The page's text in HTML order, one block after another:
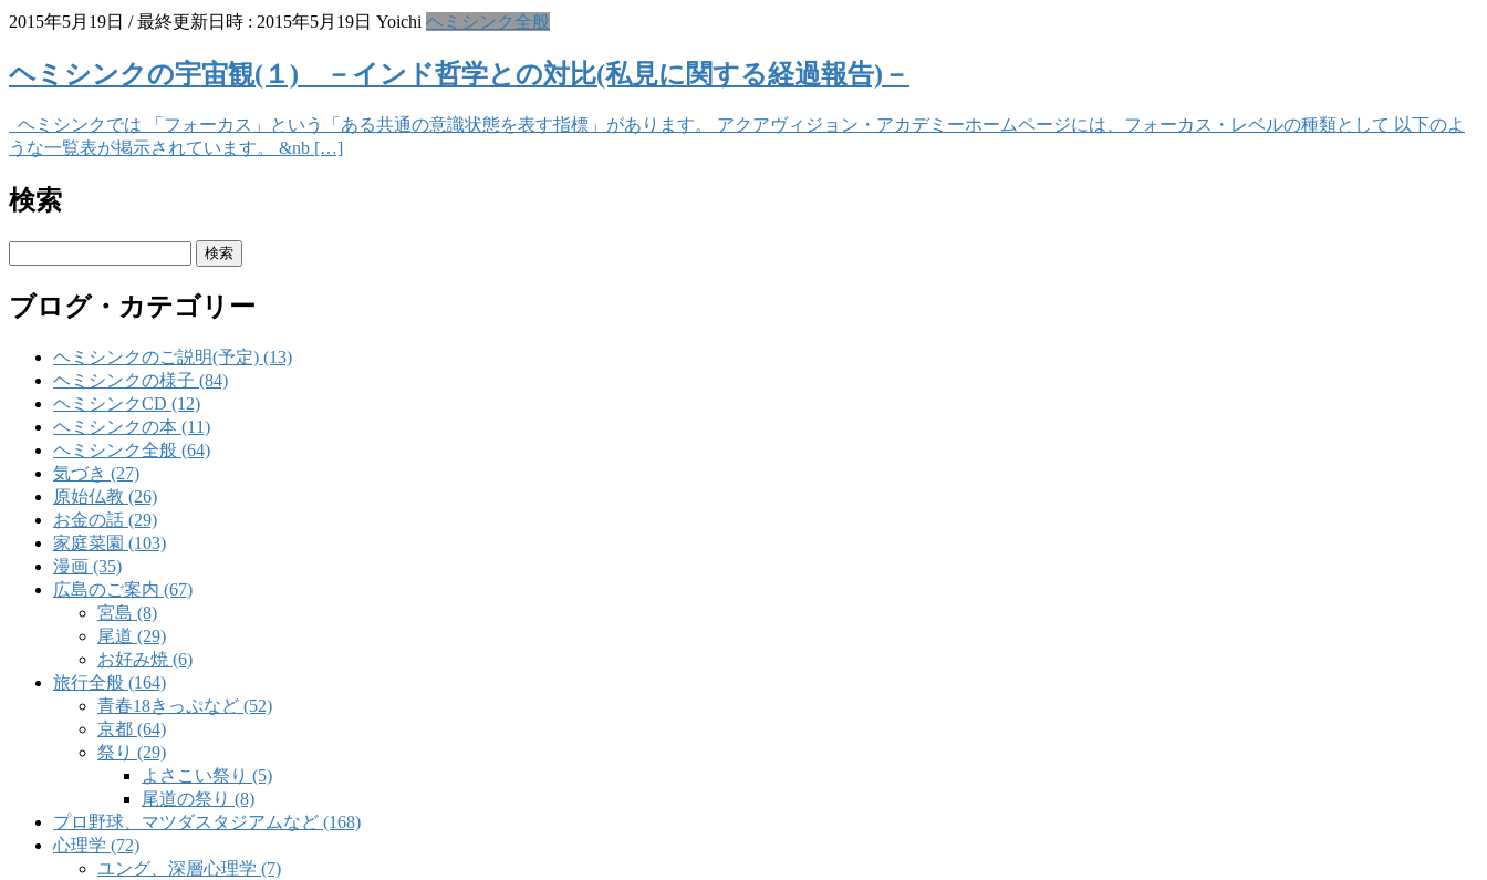
2015年5月19日 / 最終更新日時 : 2015年5月19日 Yoichi ヘミシンク全般
ヘミシンクの宇宙観(１) －インド哲学との対比(私見に関する経過報告)－
ヘミシンクでは 「フォーカス」という「ある共通の意識状態を表す指標」があります。 アクアヴィジョン・アカデミーホームページには、フォーカス・レベルの種類として 以下のよ
うな一覧表が掲示されています。 &nb […]
検索
ブログ・カテゴリー
ヘミシンクのご説明(予定) (13)
ヘミシンクの様子 (84)
ヘミシンクCD (12)
ヘミシンクの本 (11)
ヘミシンク全般 (64)
気づき (27)
原始仏教 (26)
お金の話 (29)
家庭菜園 (103)
漫画 (35)
広島のご案内 (67)
宮島 (8)
尾道 (29)
お好み焼 (6)
旅行全般 (164)
青春18きっぷなど (52)
京都 (64)
祭り (29)
よさこい祭り (5)
尾道の祭り (8)
プロ野球、マツダスタジアムなど (168)
心理学 (72)
ユング、深層心理学 (7)